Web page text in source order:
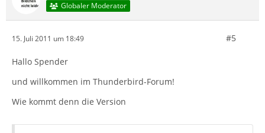
Globaler Moderator
15. Juli 2011 um 18:49 #5
Hallo Spender
und willkommen im Thunderbird-Forum!
Wie kommt denn die Version